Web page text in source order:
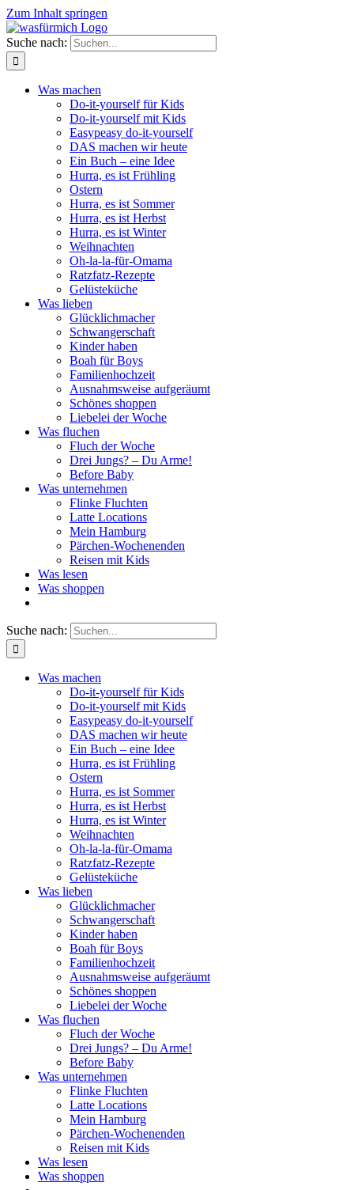
Zum Inhalt springen
Suche nach:
Was machen
Do-it-yourself für Kids
Do-it-yourself mit Kids
Easypeasy do-it-yourself
DAS machen wir heute
Ein Buch – eine Idee
Hurra, es ist Frühling
Ostern
Hurra, es ist Sommer
Hurra, es ist Herbst
Hurra, es ist Winter
Weihnachten
Oh-la-la-für-Omama
Ratzfatz-Rezepte
Gelüsteküche
Was lieben
Glücklichmacher
Schwangerschaft
Kinder haben
Boah für Boys
Familienhochzeit
Ausnahmsweise aufgeräumt
Schönes shoppen
Liebelei der Woche
Was fluchen
Fluch der Woche
Drei Jungs? – Du Arme!
Before Baby
Was unternehmen
Flinke Fluchten
Latte Locations
Mein Hamburg
Pärchen-Wochenenden
Reisen mit Kids
Was lesen
Was shoppen
Suche nach:
Was machen
Do-it-yourself für Kids
Do-it-yourself mit Kids
Easypeasy do-it-yourself
DAS machen wir heute
Ein Buch – eine Idee
Hurra, es ist Frühling
Ostern
Hurra, es ist Sommer
Hurra, es ist Herbst
Hurra, es ist Winter
Weihnachten
Oh-la-la-für-Omama
Ratzfatz-Rezepte
Gelüsteküche
Was lieben
Glücklichmacher
Schwangerschaft
Kinder haben
Boah für Boys
Familienhochzeit
Ausnahmsweise aufgeräumt
Schönes shoppen
Liebelei der Woche
Was fluchen
Fluch der Woche
Drei Jungs? – Du Arme!
Before Baby
Was unternehmen
Flinke Fluchten
Latte Locations
Mein Hamburg
Pärchen-Wochenenden
Reisen mit Kids
Was lesen
Was shoppen